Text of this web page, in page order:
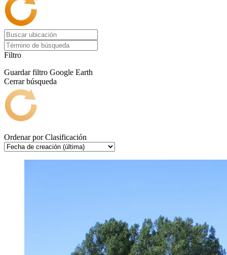
Filtro
Guardar filtro Google Earth
Cerrar búsqueda
Ordenar por Clasificación